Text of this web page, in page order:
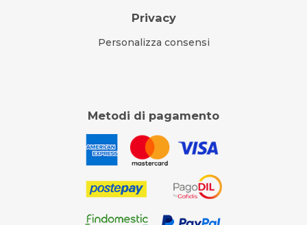
Privacy
Personalizza consensi
Metodi di pagamento